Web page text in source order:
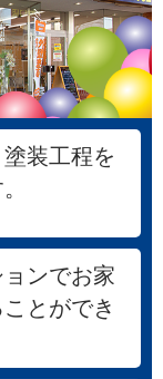
装工程を
ンでお家
とができ